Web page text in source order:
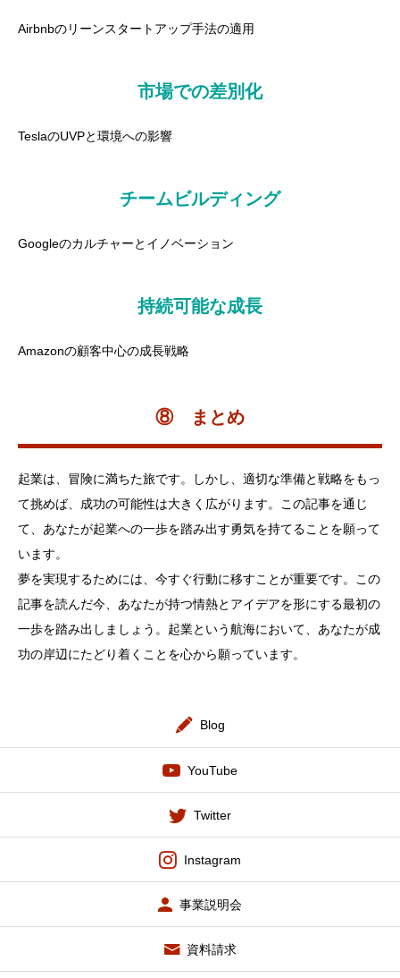
Airbnbのリーンスタートアップ手法の適用
市場での差別化
TeslaのUVPと環境への影響
チームビルディング
Googleのカルチャーとイノベーション
持続可能な成長
Amazonの顧客中心の成長戦略
⑧ まとめ
起業は、冒険に満ちた旅です。しかし、適切な準備と戦略をもっ
て挑めば、成功の可能性は大きく広がります。この記事を通じ
て、あなたが起業への一歩を踏み出す勇気を持てることを願って
います。
夢を実現するためには、今すぐ行動に移すことが重要です。この
記事を読んだ今、あなたが持つ情熱とアイデアを形にする最初の
一歩を踏み出しましょう。起業という航海において、あなたが成
功の岸辺にたどり着くことを心から願っています。
Blog
YouTube
Twitter
Instagram
事業説明会
資料請求